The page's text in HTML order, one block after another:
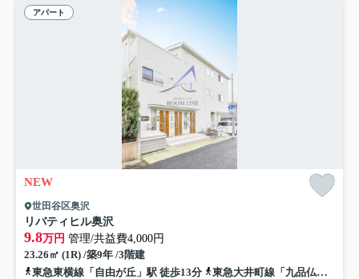
アパート
NEW
世田谷区奥沢
リバティヒル奥沢
9.8万円 管理/共益費4,000円
23.26㎡ (1R) /築9年 /3階建
東急東横線「自由が丘」駅 徒歩13分
東急大井町線「九品仏」駅 徒歩4分